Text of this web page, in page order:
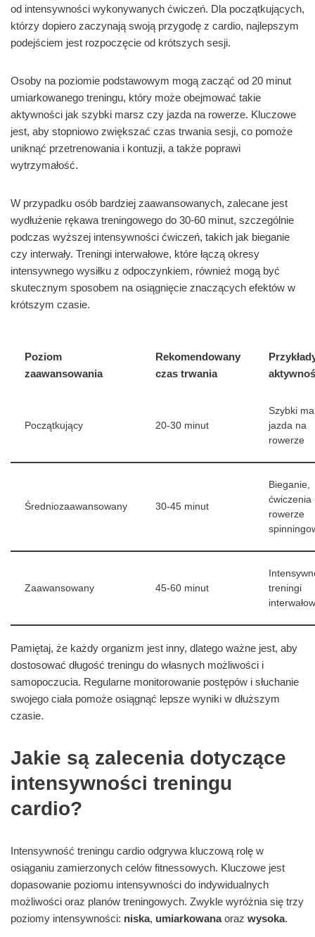
od intensywności wykonywanych ćwiczeń. Dla początkujących,
którzy dopiero zaczynają swoją przygodę z cardio, najlepszym
podejściem jest rozpoczęcie od krótszych sesji.
Osoby na poziomie podstawowym mogą zacząć od 20 minut
umiarkowanego treningu, który może obejmować takie
aktywności jak szybki marsz czy jazda na rowerze. Kluczowe
jest, aby stopniowo zwiększać czas trwania sesji, co pomoże
uniknąć przetrenowania i kontuzji, a także poprawi
wytrzymałość.
W przypadku osób bardziej zaawansowanych, zalecane jest
wydłużenie rękawa treningowego do 30-60 minut, szczególnie
podczas wyższej intensywności ćwiczeń, takich jak bieganie
czy interwały. Treningi interwałowe, które łączą okresy
intensywnego wysiłku z odpoczynkiem, również mogą być
skutecznym sposobem na osiągnięcie znaczących efektów w
krótszym czasie.
Poziom
zaawansowania
Rekomendowany
czas trwania
Początkujący 20-30 minut
Szybki
jazda na
rowerze
Średniozaawansowany 30-45 minut
Bieganie,
ćwiczenia
rowerze
Zaawansowany 45-60 minut
treningi
Pamiętaj, że każdy organizm jest inny, dlatego ważne jest, aby
dostosować długość treningu do własnych możliwości i
samopoczucia. Regularne monitorowanie postępów i słuchanie
swojego ciała pomoże osiągnąć lepsze wyniki w dłuższym
czasie.
Jakie są zalecenia dotyczące
intensywności treningu
cardio?
Intensywność treningu cardio odgrywa kluczową rolę w
osiąganiu zamierzonych celów fitnessowych. Kluczowe jest
dopasowanie poziomu intensywności do indywidualnych
możliwości oraz planów treningowych. Zwykle wyróżnia się trzy
poziomy intensywności: niska, umiarkowanaoraz wysoka.